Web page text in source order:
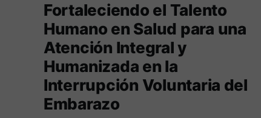
Fortaleciendo el Talento
Humano en Salud para una
Atención Integral y
Humanizada en la
Interrupción Voluntaria del
Embarazo